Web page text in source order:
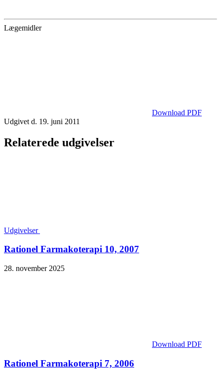
Lægemidler
Download PDF
Udgivet d. 19. juni 2011
Relaterede udgivelser
Udgivelser
Rationel Farmakoterapi 10, 2007
28. november 2025
Download PDF
Rationel Farmakoterapi 7, 2006